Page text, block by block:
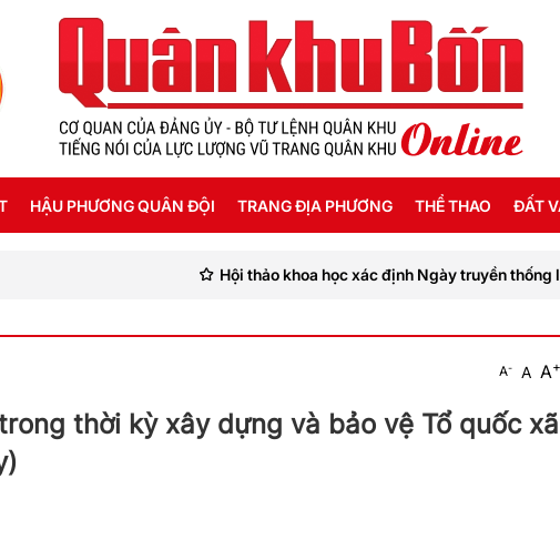
HẬU PHƯƠNG QUÂN ĐỘI
THÔNG TIN LIỆT SỸ
TRANG ĐỊA PHƯƠNG
QUẢNG BÌNH
THỂ THAO ĐẤT
Hội thảo khoa học xác định Ngày truyền thống lực lượng vũ trang
A- A A+
thời kỳ xây dựng và bảo vệ Tổ quốc